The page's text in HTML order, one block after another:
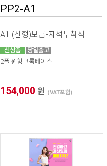
PP2-A1
A1 (신형)보급-자석부착식
2폴 원형크롬베이스
154,000 원 (VAT포함)